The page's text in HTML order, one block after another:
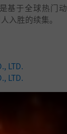
基于全球热门
入胜的续集。
LTD.
LTD.